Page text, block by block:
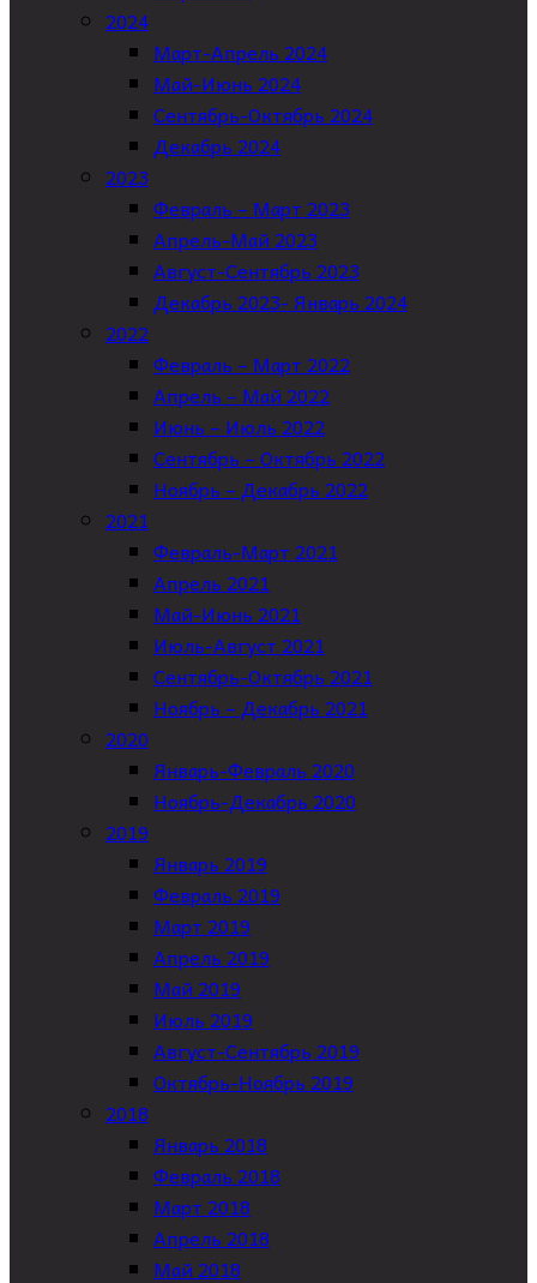
2024
Март-Апрель 2024
Май-Июнь 2024
Сентябрь-Октябрь 2024
Декабрь 2024
2023
Февраль – Март 2023
Апрель-Май 2023
Август-Сентябрь 2023
Декабрь 2023- Январь 2024
2022
Февраль – Март 2022
Апрель – Май 2022
Июнь – Июль 2022
Сентябрь – Октябрь 2022
Ноябрь – Декабрь 2022
2021
Февраль-Март 2021
Апрель 2021
Май-Июнь 2021
Июль-Август 2021
Сентябрь-Октябрь 2021
Ноябрь – Декабрь 2021
2020
Январь-Февраль 2020
Ноябрь-Декабрь 2020
2019
Январь 2019
Февраль 2019
Март 2019
Апрель 2019
Май 2019
Июль 2019
Август-Сентябрь 2019
Октябрь-Ноябрь 2019
2018
Январь 2018
Февраль 2018
Март 2018
Апрель 2018
Май 2018